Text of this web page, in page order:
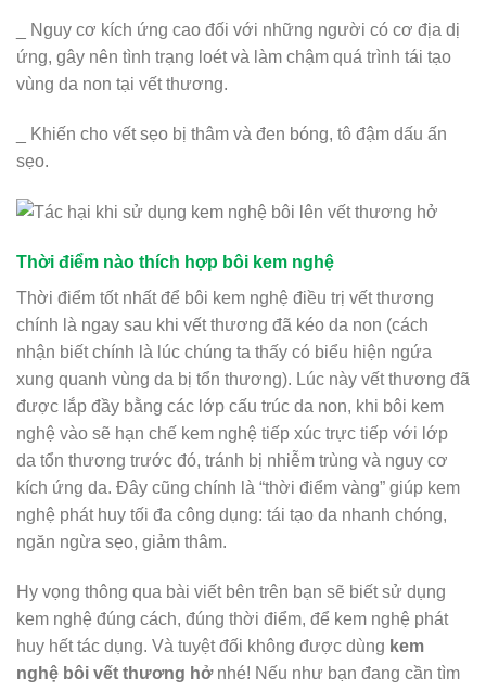
_ Nguy cơ kích ứng cao đối với những người có cơ địa dị
ứng, gây nên tình trạng loét và làm chậm quá trình tái tạo
vùng da non tại vết thương.
_ Khiến cho vết sẹo bị thâm và đen bóng, tô đậm dấu ấn
sẹo.
Thời điểm nào thích hợp bôi kem nghệ
Thời điểm tốt nhất để bôi kem nghệ điều trị vết thương
chính là ngay sau khi vết thương đã kéo da non (cách
nhận biết chính là lúc chúng ta thấy có biểu hiện ngứa
xung quanh vùng da bị tổn thương). Lúc này vết thương đã
được lắp đầy bằng các lớp cấu trúc da non, khi bôi kem
nghệ vào sẽ hạn chế kem nghệ tiếp xúc trực tiếp với lớp
da tổn thương trước đó, tránh bị nhiễm trùng và nguy cơ
kích ứng da. Đây cũng chính là “thời điểm vàng” giúp kem
nghệ phát huy tối đa công dụng: tái tạo da nhanh chóng,
ngăn ngừa sẹo, giảm thâm.
Hy vọng thông qua bài viết bên trên bạn sẽ biết sử dụng
kem nghệ đúng cách, đúng thời điểm, để kem nghệ phát
huy hết tác dụng. Và tuyệt đối không được dùng kem
nghệ bôi vết thương hở nhé! Nếu như bạn đang cần tìm